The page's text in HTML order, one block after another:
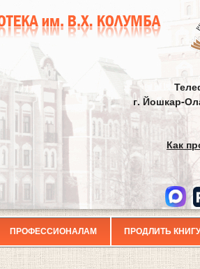
г. Йошкар-
Как
ПРОФЕССИОНАЛАМ ПРОДЛИТЬ КНИГУ